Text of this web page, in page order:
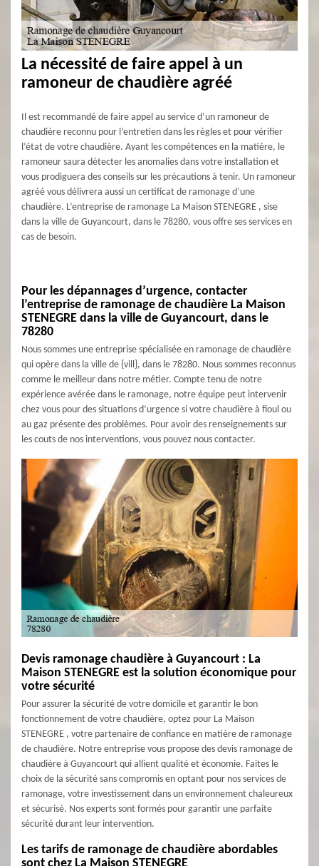
La nécessité de faire appel à un
ramoneur de chaudière agréé
Il est recommandé de faire appel au service d’un ramoneur de
chaudière reconnu pour l’entretien dans les règles et pour vérifier
l’état de votre chaudière. Ayant les compétences en la matière, le
ramoneur saura détecter les anomalies dans votre installation et
vous prodiguera des conseils sur les précautions à tenir. Un ramoneur
agréé vous délivrera aussi un certificat de ramonage d’une
chaudière. L’entreprise de ramonage La Maison STENEGRE , sise
dans la ville de Guyancourt, dans le 78280, vous offre ses services en
cas de besoin.
Pour les dépannages d’urgence, contacter
l’entreprise de ramonage de chaudière La Maison
STENEGRE dans la ville de Guyancourt, dans le
78280
Nous sommes une entreprise spécialisée en ramonage de chaudière
qui opère dans la ville de {vill}, dans le 78280. Nous sommes reconnus
comme le meilleur dans notre métier. Compte tenu de notre
expérience avérée dans le ramonage, notre équipe peut intervenir
chez vous pour des situations d’urgence si votre chaudière à fioul ou
au gaz présente des problèmes. Pour avoir des renseignements sur
les couts de nos interventions, vous pouvez nous contacter.
Devis ramonage chaudière à Guyancourt : La
Maison STENEGRE est la solution économique pour
votre sécurité
Pour assurer la sécurité de votre domicile et garantir le bon
fonctionnement de votre chaudière, optez pour La Maison
STENEGRE , votre partenaire de confiance en matière de ramonage
de chaudière. Notre entreprise vous propose des devis ramonage de
chaudière à Guyancourt qui allient qualité et économie. Faites le
choix de la sécurité sans compromis en optant pour nos services de
ramonage, votre investissement dans un environnement chaleureux
et sécurisé. Nos experts sont formés pour garantir une parfaite
sécurité durant leur intervention.
Les tarifs de ramonage de chaudière abordables